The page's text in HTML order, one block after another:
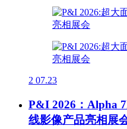
2 07.23
P&I 2026：Alpha
线影像产品亮相展